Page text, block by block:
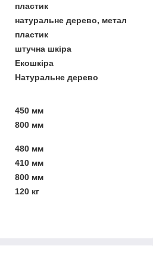
пластик
натуральне дерево, метал
пластик
штучна шкіра
Екошкіра
Натуральне дерево
450 мм
800 мм
480 мм
410 мм
800 мм
120 кг